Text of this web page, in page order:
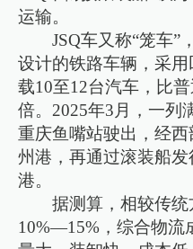
运输。
JSQ车又称“笼车”
设计的铁路车辆，采
载10至12台汽车，比
倍。2025年3月，一列
重庆鱼嘴站驶出，经
州港，再通过滚装船
港。
据测算，相较传
10%—15%，综合物流